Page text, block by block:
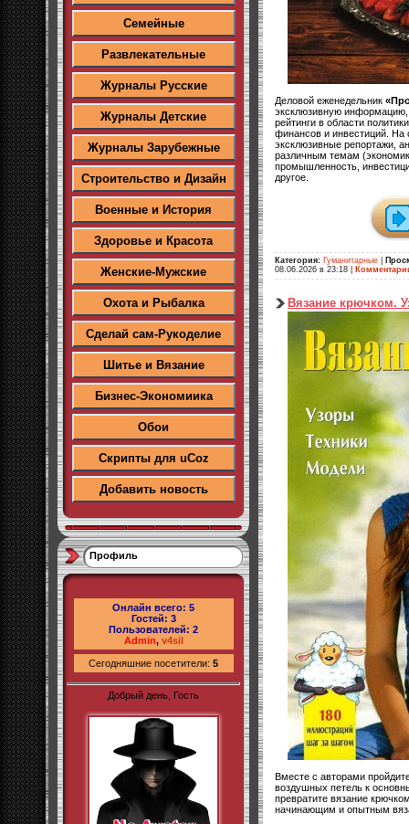
Семейные
Развлекательные
Журналы Русские
Журналы Детские
Журналы Зарубежные
Строительство и Дизайн
Военные и История
Здоровье и Красота
Женские-Мужские
Охота и Рыбалка
Сделай сам-Рукоделие
Шитье и Вязание
Бизнес-Экономиика
Обои
Скрипты для uCoz
Добавить новость
Профиль
Онлайн всего: 5
Гостей: 3
Пользователей: 2
Admin, v4sil
Сегодняшние посетители: 5
Добрый день, Гость
Деловой еженедельник
эксклюзивную
рейтинги в области
финансов и инвестиций. На
эксклюзивные репортажи,
различным темам
промышленность,
другое.
Категория: Гуманитарные
08.06.2026 в 23:18
Вязание крючком.
Вместе с авторами
воздушных петель к
превратите вязание
начинающим и опытным